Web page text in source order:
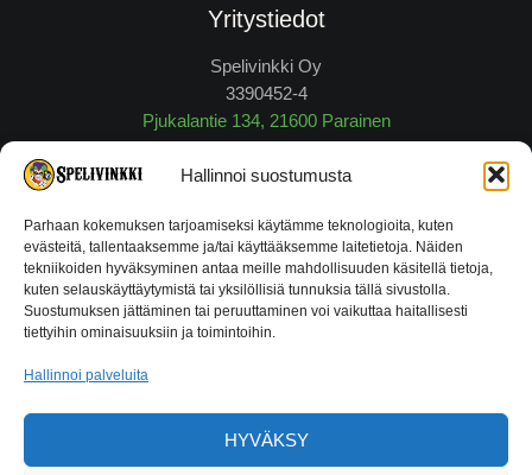
Hallinnoi suostumusta
Parhaan kokemuksen tarjoamiseksi käytämme teknologioita, kuten
evästeitä, tallentaaksemme ja/tai käyttääksemme laitetietoja. Näiden
tekniikoiden hyväksyminen antaa meille mahdollisuuden käsitellä tietoja,
kuten selauskäyttäytymistä tai yksilöllisiä tunnuksia tällä sivustolla.
Suostumuksen jättäminen tai peruuttaminen voi vaikuttaa haitallisesti
tiettyihin ominaisuuksiin ja toimintoihin.
Hallinnoi palveluita
HYVÄKSY
Yritystiedot
Spelivinkki Oy
3390452-4
Pjukalantie 134, 21600 Parainen
Vaihto- ja Palautusoikeus
Kaikilla myyntikelpoisilla tuotteilla alkuperäispakkauksissaan